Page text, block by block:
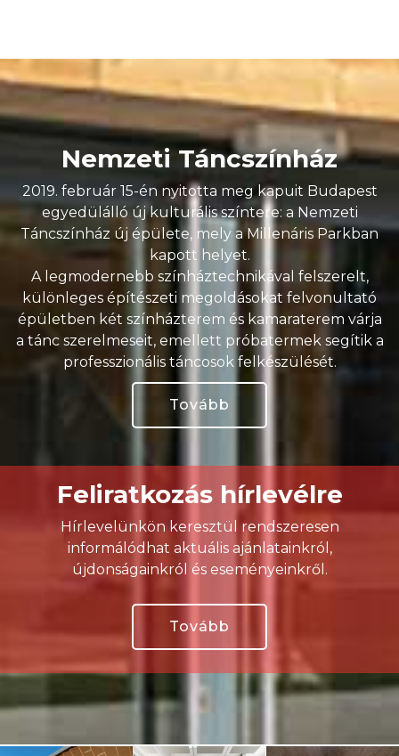
Nemzeti Táncszínház
2019. február 15-én nyitotta meg kapuit Budapest
egyedülálló új kulturális színtere: a Nemzeti
Táncszínház új épülete, mely a Millenáris Parkban
kapott helyet.
A legmodernebb színháztechnikával felszerelt,
különleges építészeti megoldásokat felvonultató
épületben két színházterem és kamaraterem várja
a tánc szerelmeseit, emellett próbatermek segítik a
professzionális táncosok felkészülését.
Tovább
Feliratkozás hírlevélre
Hírlevelünkön keresztül rendszeresen
informálódhat aktuális ajánlatainkról,
újdonságainkról és eseményeinkről.
Tovább